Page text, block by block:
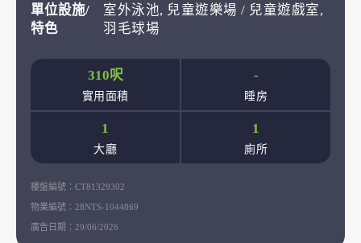
單位設施/
特色
室外泳池, 兒童遊樂場 / 兒童遊戲室,
羽毛球場
310呎
實用面積
-
睡房
1
大廳
1
廁所
樓盤編號： CT81329302
物業編號： 28NTS-1044869
廣告日期： 29/06/2026